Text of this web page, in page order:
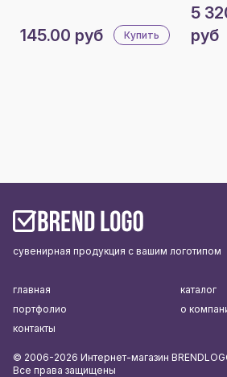
145.00 руб Купить
5
руб
сувенирная продукция с вашим логотипом
главная
каталог
портфолио
о
контакты
© 2006-2026 Интернет-магазин
Все права защищены